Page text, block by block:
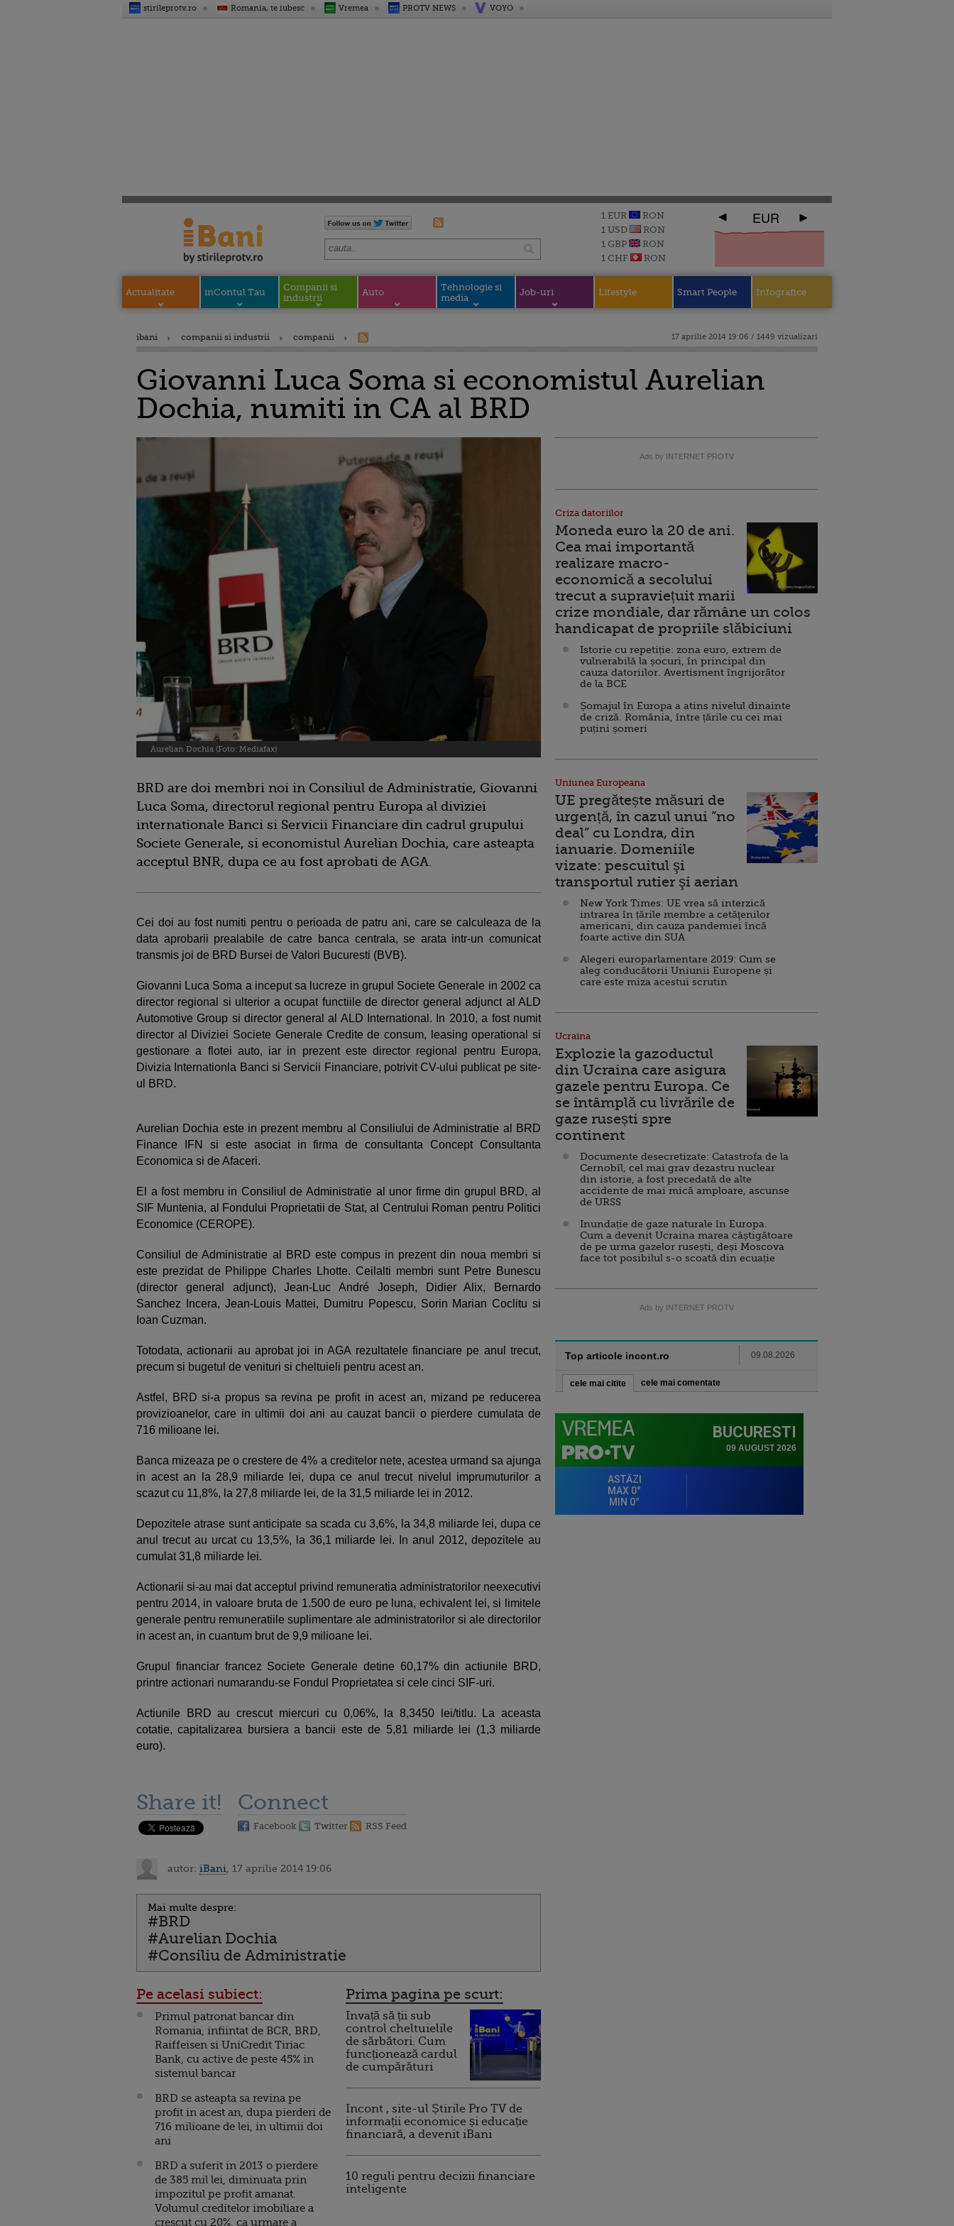
stirileprotv.ro Romania, te iubesc Vremea PROTV NEWS VOYO
1 EUR
RON
1 USD
RON
1 GBP
RON
1 CHF
RON
EUR
Actualitate inContul Tau
Companii si
industrii
Auto
Tehnologie si
media
Job-uri Lifestyle Smart People Infografice
ibani companii si industrii companii 17 aprilie 2014 19:06 / 1449 vizualizari
Giovanni Luca Soma si economistul Aurelian
Dochia, numiti in CA al BRD
Aurelian Dochia (Foto: Mediafax)
BRD are doi membri noi in Consiliul de Administratie, Giovanni
Luca Soma, directorul regional pentru Europa al diviziei
internationale Banci si Servicii Financiare din cadrul grupului
Societe Generale, si economistul Aurelian Dochia, care asteapta
acceptul BNR, dupa ce au fost aprobati de AGA.
Cei doi au fost numiti pentru o perioada de patru ani, care se calculeaza de la
data aprobarii prealabile de catre banca centrala, se arata intr-un comunicat
transmis joi de BRD Bursei de Valori Bucuresti (BVB).
Giovanni Luca Soma a inceput sa lucreze in grupul Societe Generale in 2002 ca
director regional si ulterior a ocupat functiile de director general adjunct al ALD
Automotive Group si director general al ALD International. In 2010, a fost numit
director al Diviziei Societe Generale Credite de consum, leasing operational si
gestionare a flotei auto, iar in prezent este director regional pentru Europa,
Divizia Internationla Banci si Servicii Financiare, potrivit CV-ului publicat pe site-
ul BRD.
Aurelian Dochia este in prezent membru al Consiliului de Administratie al BRD
Finance IFN si este asociat in firma de consultanta Concept Consultanta
Economica si de Afaceri.
El a fost membru in Consiliul de Administratie al unor firme din grupul BRD, al
SIF Muntenia, al Fondului Proprietatii de Stat, al Centrului Roman pentru Politici
Economice (CEROPE).
Consiliul de Administratie al BRD este compus in prezent din noua membri si
este prezidat de Philippe Charles Lhotte. Ceilalti membri sunt Petre Bunescu
(director general adjunct), Jean-Luc André Joseph, Didier Alix, Bernardo
Sanchez Incera, Jean-Louis Mattei, Dumitru Popescu, Sorin Marian Coclitu si
Ioan Cuzman.
Totodata, actionarii au aprobat joi in AGA rezultatele financiare pe anul trecut,
precum si bugetul de venituri si cheltuieli pentru acest an.
Astfel, BRD si-a propus sa revina pe profit in acest an, mizand pe reducerea
provizioanelor, care in ultimii doi ani au cauzat bancii o pierdere cumulata de
716 milioane lei.
Banca mizeaza pe o crestere de 4% a creditelor nete, acestea urmand sa ajunga
in acest an la 28,9 miliarde lei, dupa ce anul trecut nivelul imprumuturilor a
scazut cu 11,8%, la 27,8 miliarde lei, de la 31,5 miliarde lei in 2012.
Depozitele atrase sunt anticipate sa scada cu 3,6%, la 34,8 miliarde lei, dupa ce
anul trecut au urcat cu 13,5%, la 36,1 miliarde lei. In anul 2012, depozitele au
cumulat 31,8 miliarde lei.
Actionarii si-au mai dat acceptul privind remuneratia administratorilor neexecutivi
pentru 2014, in valoare bruta de 1.500 de euro pe luna, echivalent lei, si limitele
generale pentru remuneratiile suplimentare ale administratorilor si ale directorilor
in acest an, in cuantum brut de 9,9 milioane lei.
Grupul financiar francez Societe Generale detine 60,17% din actiunile BRD,
printre actionari numarandu-se Fondul Proprietatea si cele cinci SIF-uri.
Actiunile BRD au crescut miercuri cu 0,06%, la 8,3450 lei/titlu. La aceasta
cotatie, capitalizarea bursiera a bancii este de 5,81 miliarde lei (1,3 miliarde
euro).
Share it! Connect
Facebook Twitter RSS Feed
autor: iBani , 17 aprilie 2014 19:06
Mai multe despre:
#BRD
#Aurelian Dochia
#Consiliu de Administratie
Pe acelasi subiect:
Primul patronat bancar din
Romania, infiintat de BCR, BRD,
Raiffeisen si UniCredit Tiriac
Bank, cu active de peste 45% in
sistemul bancar
BRD se asteapta sa revina pe
profit in acest an, dupa pierderi de
716 milioane de lei, in ultimii doi
ani
BRD a suferit in 2013 o pierdere
de 385 mil lei, diminuata prin
impozitul pe profit amanat.
Volumul creditelor imobiliare a
crescut cu 20%, ca urmare a
Prima pagina pe scurt:
Invață să ții sub
control cheltuielile
de sărbători. Cum
funcționează cardul
de cumpărături
Incont , site-ul Știrile Pro TV de
informații economice și educație
financiară, a devenit iBani
10 reguli pentru decizii financiare
inteligente
Ads by INTERNET PROTV
Criza datoriilor
Moneda euro la 20 de ani.
Cea mai importantă
realizare macro-
economică a secolului
trecut a supraviețuit marii
crize mondiale, dar rămâne un colos
handicapat de propriile slăbiciuni
Istorie cu repetiție: zona euro, extrem de
vulnerabilă la șocuri, în principal din
cauza datoriilor. Avertisment îngrijorător
de la BCE
Șomajul în Europa a atins nivelul dinainte
de criză. România, între țările cu cei mai
puțini șomeri
Uniunea Europeana
UE pregătește măsuri de
urgență, în cazul unui ”no
deal” cu Londra, din
ianuarie. Domeniile
vizate: pescuitul şi
transportul rutier şi aerian
New York Times: UE vrea să interzică
intrarea în țările membre a cetăţenilor
americani, din cauza pandemiei încă
foarte active din SUA
Alegeri europarlamentare 2019: Cum se
aleg conducătorii Uniunii Europene și
care este miza acestui scrutin
Ucraina
Explozie la gazoductul
din Ucraina care asigura
gazele pentru Europa. Ce
se întâmplă cu livrările de
gaze rusești spre
continent
Documente desecretizate: Catastrofa de la
Cernobîl, cel mai grav dezastru nuclear
din istorie, a fost precedată de alte
accidente de mai mică amploare, ascunse
de URSS
Inundație de gaze naturale în Europa.
Cum a devenit Ucraina marea câștigătoare
de pe urma gazelor rusești, deși Moscova
face tot posibilul s-o scoată din ecuație
Ads by INTERNET PROTV
Top articole incont.ro 09.08.2026
cele mai citite cele mai comentate